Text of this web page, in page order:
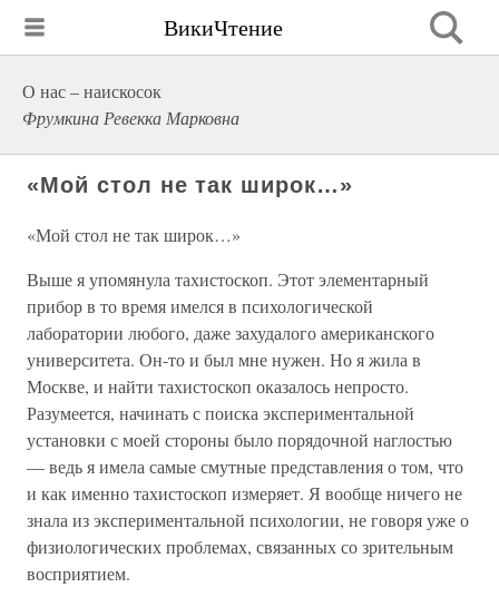
ВикиЧтение
О нас – наискосок
Фрумкина Ревекка Марковна
«Мой стол не так широк…»
«Мой стол не так широк…»
Выше я упомянула тахистоскоп. Этот элементарный
прибор в то время имелся в психологической
лаборатории любого, даже захудалого американского
университета. Он-то и был мне нужен. Но я жила в
Москве, и найти тахистоскоп оказалось непросто.
Разумеется, начинать с поиска экспериментальной
установки с моей стороны было порядочной наглостью
— ведь я имела самые смутные представления о том, что
и как именно тахистоскоп измеряет. Я вообще ничего не
знала из экспериментальной психологии, не говоря уже о
физиологических проблемах, связанных со зрительным
восприятием.